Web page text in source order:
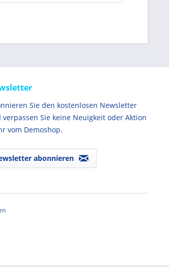
Sie den kostenlosen Newsletter
verpassen Sie keine Neuigkeit oder Aktion
vom Demoshop.
abonnieren